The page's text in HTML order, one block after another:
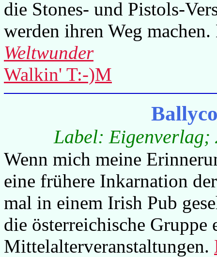
die Stones- und Pistols-
werden ihren Weg
Weltwunder
Walkin' T:-)M
Label: Eigenverlag;
Wenn mich meine
eine frühere Inkarnation
mal in einem Irish Pub
die österreichische Gruppe
Mittelalterveranstaltungen.